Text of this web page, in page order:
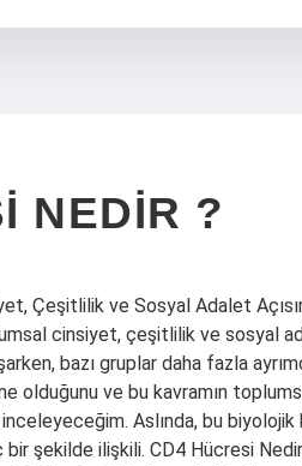
NEDIR ?
Çeşitlilik ve Sosyal Adalet
cinsiyet, çeşitlilik ve sosyal
bazı gruplar daha fazla
olduğunu ve bu kavramın
inceleyeceğim. Aslında, bu
bir şekilde ilişkili. CD4 Hücresi